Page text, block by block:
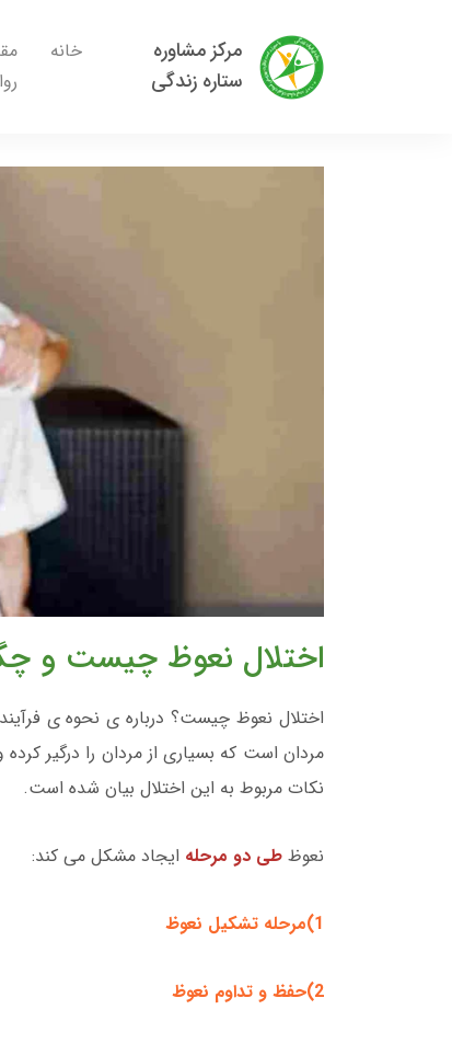
مرکز مشاوره
ستاره زندگی
خانه
اختلال نعوظ چیست و
اختلال نعوظ چیست؟ درباره ی نحوه ی
مردان است که بسیاری از مردان را درگیر
نکات مربوط به این اختلال بیان شده است.
نعوظ طی دو مرحله ایجاد مشکل می کند:
1)مرحله تشکیل نعوظ
2)حفظ و تداوم نعوظ